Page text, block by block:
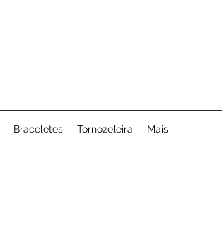
Braceletes Tornozeleira Mais